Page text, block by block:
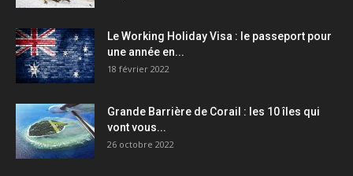
Le Working Holiday Visa : le passeport pour
une année en...
18 février 2022
Grande Barrière de Corail : les 10 îles qui
vont vous...
26 octobre 2022